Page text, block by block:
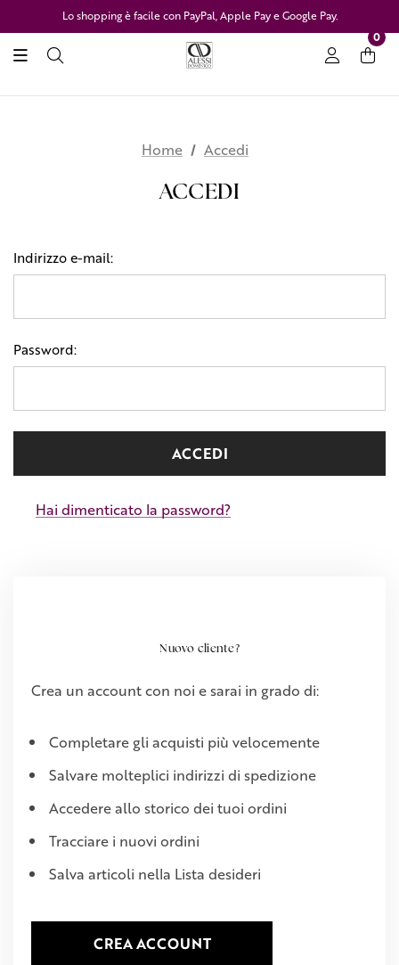
Lo shopping è facile con PayPal, Apple Pay e Google Pay.
0
Home Accedi
ACCEDI
Indirizzo e-mail:
Password:
Hai dimenticato la password?
Nuovo cliente?
Crea un account con noi e sarai in grado di:
Completare gli acquisti più velocemente
Salvare molteplici indirizzi di spedizione
Accedere allo storico dei tuoi ordini
Tracciare i nuovi ordini
Salva articoli nella Lista desideri
CREA ACCOUNT